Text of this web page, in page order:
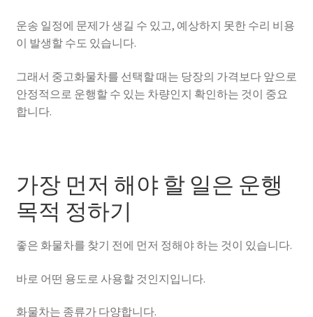
운송 일정에 문제가 생길 수 있고, 예상하지 못한 수리 비용
이 발생할 수도 있습니다.
그래서 중고화물차를 선택할 때는 당장의 가격보다 앞으로
안정적으로 운행할 수 있는 차량인지 확인하는 것이 중요
합니다.
가장 먼저 해야 할 일은 운행
목적 정하기
좋은 화물차를 찾기 전에 먼저 정해야 하는 것이 있습니다.
바로 어떤 용도로 사용할 것인지입니다.
화물차는 종류가 다양합니다.